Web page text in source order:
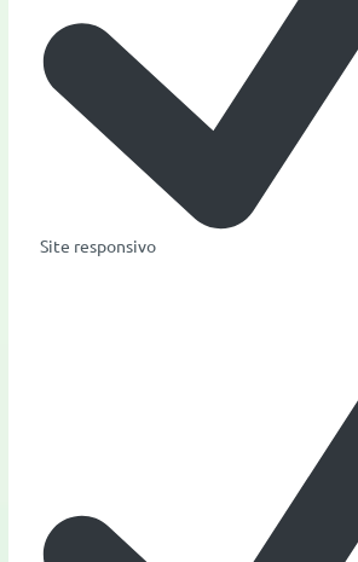
Site responsivo